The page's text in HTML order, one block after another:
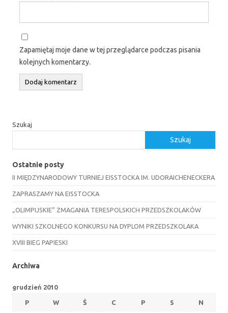
Zapamiętaj moje dane w tej przeglądarce podczas pisania
kolejnych komentarzy.
Szukaj
Szukaj
Ostatnie posty
II MIĘDZYNARODOWY TURNIEJ EISSTOCKA IM. UDORAICHENECKERA
ZAPRASZAMY NA EISSTOCKA
„OLIMPIJSKIE” ZMAGANIA TERESPOLSKICH PRZEDSZKOLAKÓW
WYNIKI SZKOLNEGO KONKURSU NA DYPLOM PRZEDSZKOLAKA
XVIII BIEG PAPIESKI
Archiwa
grudzień 2010
P W Ś C P S N